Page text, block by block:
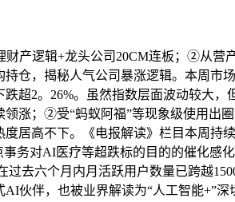
逻辑+龙头公司20CM连板；②从营
仓，揭秘人气公司暴涨逻辑。本周
超2。26%。虽然指数层面波动较大
涨；②受“蚂蚁阿福”等现象级使用
居高不下。《电报解读》栏目本周
务对AI医疗等超跌标的目的的催化
过去六个月内月活跃用户数量已跨越
伙伴，也被业界解读为“人工智能+”